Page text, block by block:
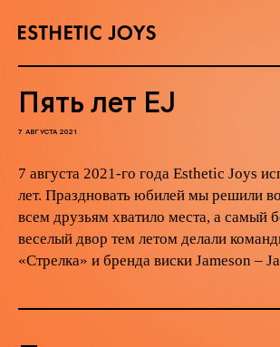
Пять лет EJ
7 АВГУСТА 2021
7 августа 2021-го года Esthetic Joys
лет. Праздновать юбилей мы решили
всем друзьям хватило места, а самый
веселый двор тем летом делали
«Стрелка» и бренда виски Jameson –